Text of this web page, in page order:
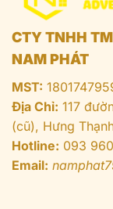
CTY TNHH
NAM PHÁT
MST:
Địa Chỉ: 117
(cũ), Hưng
Hotline: 093
Email: